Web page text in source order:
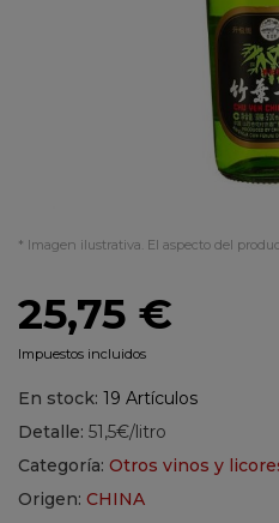
* Imagen ilustrativa. El aspecto del
25,75 €
Impuestos incluidos
En stock: 19 Artículos
Detalle: 51,5€/litro
Categoría: Otros vinos y
Origen: CHINA